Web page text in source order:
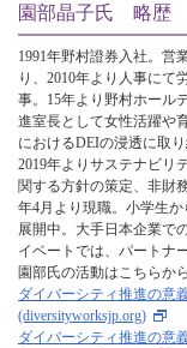
園部晶子氏 略歴
1991年野村證券入社。営
り、2010年より人事にて
事。15年より野村ホール
進室長として女性活躍や
におけるDEIの浸透に取り
2019年よりサステナビリ
関する方針の策定、非財
年4月より現職。小学生
展開中。大手日本企業で
イベートでは、パートナ
園部氏の活動はこちらか
ダイバーシティ推進の意
(diversityworksjp.org)
ダイバーシティ推進の意